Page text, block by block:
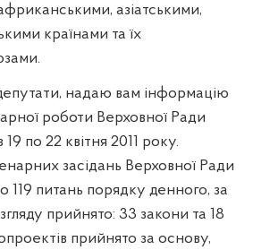
азіатськими,
країнами та їх
надаю вам інформацію
роботи Верховної Ради
по 22 квітня 2011 року.
засідань Верховної Ради
119 питань порядку денного, за
прийнято: 33 закони та 18
прийнято за основу,